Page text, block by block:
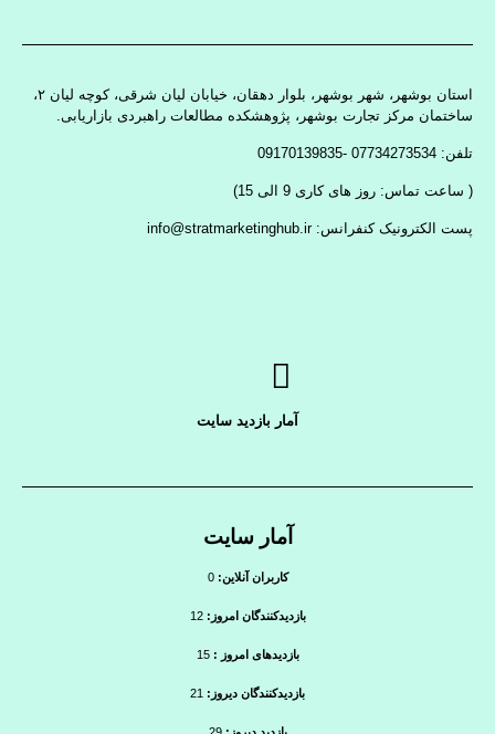
استان بوشهر، شهر بوشهر، بلوار دهقان، خیابان لیان شرقی، کوچه لیان ۲،
ساختمان مرکز تجارت بوشهر، پژوهشکده مطالعات راهبردی بازاریابی.
تلفن: 07734273534 -09170139835
( ساعت تماس: روز های کاری 9 الی 15)
پست الکترونیک کنفرانس: info@stratmarketinghub.ir
آمار بازدید سایت
آمار سایت
کاربران آنلاین:0
بازدیدکنندگان امروز: 12
بازدیدهای امروز : 15
بازدیدکنندگان دیروز: